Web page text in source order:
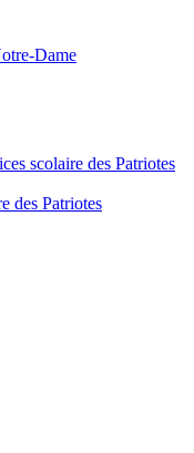
Dame
scolaire des Patriotes
des Patriotes